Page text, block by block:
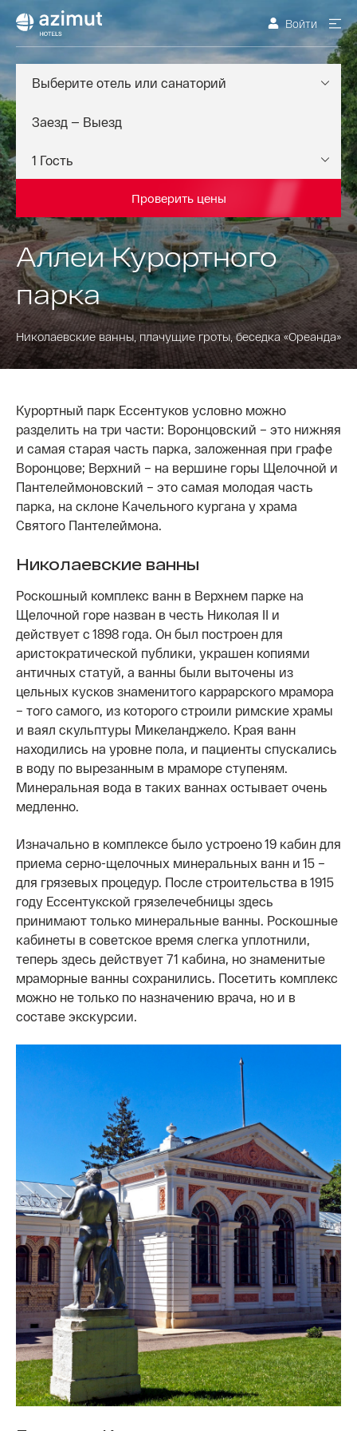
Войти
Выберите отель или санаторий
Проверить цены
Аллеи Курортного
парка
Николаевские ванны, плачущие гроты, беседка «Ореанда»
Курортный парк Ессентуков условно можно
разделить на три части: Воронцовский – это нижняя
и самая старая часть парка, заложенная при графе
Воронцове; Верхний – на вершине горы Щелочной и
Пантелеймоновский – это самая молодая часть
парка, на склоне Качельного кургана у храма
Святого Пантелеймона.
Николаевские ванны
Роскошный комплекс ванн в Верхнем парке на
Щелочной горе назван в честь Николая II и
действует с 1898 года. Он был построен для
аристократической публики, украшен копиями
античных статуй, а ванны были выточены из
цельных кусков знаменитого каррарского мрамора
– того самого, из которого строили римские храмы
и ваял скульптуры Микеланджело. Края ванн
находились на уровне пола, и пациенты спускались
в воду по вырезанным в мраморе ступеням.
Минеральная вода в таких ваннах остывает очень
медленно.
Изначально в комплексе было устроено 19 кабин для
приема серно-щелочных минеральных ванн и 15 –
для грязевых процедур. После строительства в 1915
году Ессентукской грязелечебницы здесь
принимают только минеральные ванны. Роскошные
кабинеты в советское время слегка уплотнили,
теперь здесь действует 71 кабина, но знаменитые
мраморные ванны сохранились. Посетить комплекс
можно не только по назначению врача, но и в
составе экскурсии.